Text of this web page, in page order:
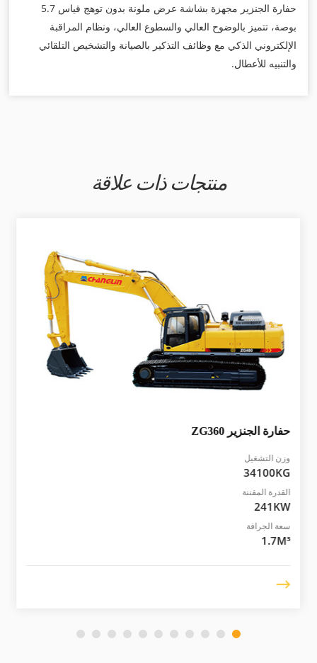
حفارة الجنزير مجهزة بشاشة عرض ملونة بدون توهج قياس 5.7
بوصة، تتميز بالوضوح العالي والسطوع العالي، ونظام المراقبة
الإلكتروني الذكي مع وظائف التذكير بالصيانة والتشخيص التلقائي
والتنبيه للأعطال.
منتجات ذات علاقة
حفارة الجنزير ZG360
وزن التشغيل
34100KG
القدرة المقننة
241KW
سعة الجرافة
1.7M³